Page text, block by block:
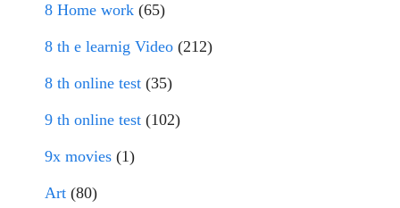
8 Home work (65)
8 th e learnig Video (212)
8 th online test (35)
9 th online test (102)
9x movies (1)
Art (80)